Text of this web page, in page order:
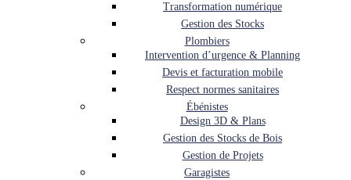
Transformation numérique
Gestion des Stocks
Plombiers
Intervention d’urgence & Planning
Devis et facturation mobile
Respect normes sanitaires
Ébénistes
Design 3D & Plans
Gestion des Stocks de Bois
Gestion de Projets
Garagistes